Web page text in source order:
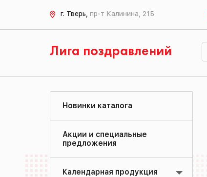
г. Тверь, пр-т Калинина, 21Б
Лига поздравлений
Новинки каталога
Акции и специальные
предложения
Календарная продукция